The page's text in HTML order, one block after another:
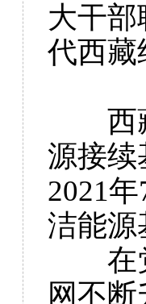
大干
代西藏
西藏
源接续
2021
洁能源
在党
网不